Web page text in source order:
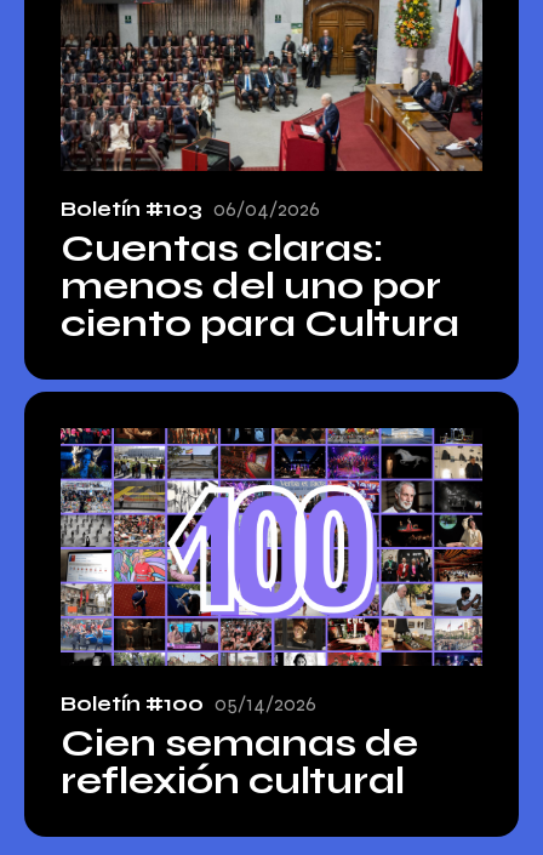
Boletín #103 06/04/2026
Cuentas claras:
menos del uno por
ciento para Cultura
Boletín #100 05/14/2026
Cien semanas de
reflexión cultural